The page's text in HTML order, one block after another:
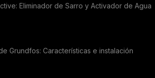
Eliminador de Sarro y Activador de Agua
Grundfos: Características e instalación